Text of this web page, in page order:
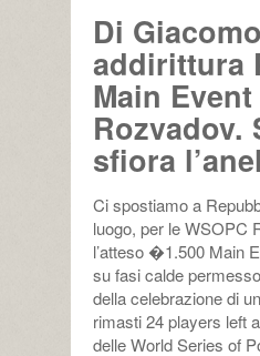
Di Giacomo
addirittura
Main Event
Rozvadov.
sfiora
Ci spostiamo a
luogo, per le WSOPC
l’atteso �1.500 Main
su fasi calde
della celebrazione di
rimasti 24 players left
delle World Series of